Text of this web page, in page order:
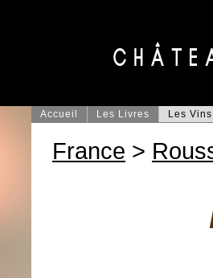
Accueil Les Livres Les Vins
France >